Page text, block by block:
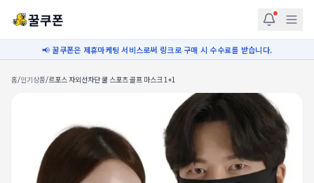
꿀쿠폰
📢 꿀쿠폰은 제휴마케팅 서비스로써 링크로 구매 시 수수료를 받습니다.
홈/인기상품/르포스 자외선차단 쿨 스포츠 골프 마스크 1+1